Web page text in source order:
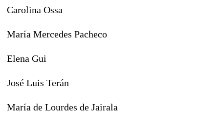
Carolina Ossa
María Mercedes Pacheco
Elena Gui
José Luis Terán
María de Lourdes de Jairala